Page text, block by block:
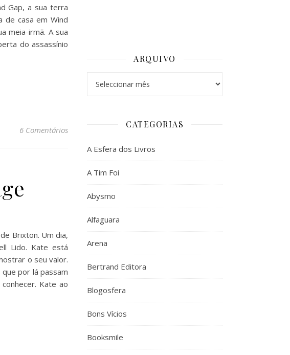
Gap, a sua terra
de casa em Wind
meia-irmã. A sua
do assassínio
6 Comentários
Brixton. Um dia,
Lido. Kate está
o seu valor.
por lá passam
Kate ao
ARQUIVO
CATEGORIAS
A Esfera dos Livros
A Tim Foi
Abysmo
Alfaguara
Arena
Bertrand Editora
Blogosfera
Bons Vícios
Booksmile